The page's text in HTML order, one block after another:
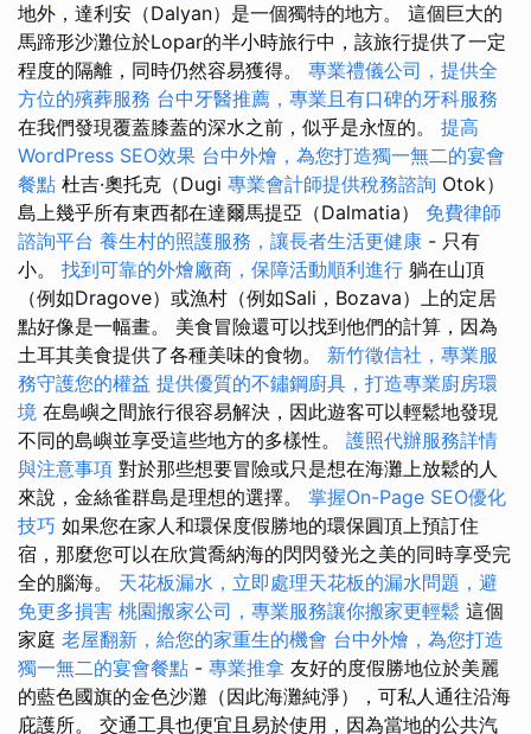
地外，達利安（Dal​​yan）是一個獨特的地方。 這個巨大的
馬蹄形沙灘位於Lopar的半小時旅行中，該旅行提供了一定
程度的隔離，同時仍然容易獲得。 專業禮儀公司，提供全
方位的殯葬服務 台中牙醫推薦，專業且有口碑的牙科服務
在我們發現覆蓋膝蓋的深水之前，似乎是永恆的。 提高
WordPress SEO效果 台中外燴，為您打造獨一無二的宴會
餐點 杜吉·奧托克（Dugi 專業會計師提供稅務諮詢 Otok）
島上幾乎所有東西都在達爾馬提亞（Dalmatia） 免費律師
諮詢平台 養生村的照護服務，讓長者生活更健康 - 只有
小。 找到可靠的外燴廠商，保障活動順利進行 躺在山頂
（例如Dragove）或漁村（例如Sali，Bozava）上的定居
點好像是一幅畫。 美食冒險還可以找到他們的計算，因為
土耳其美食提供了各種美味的食物。 新竹徵信社，專業服
務守護您的權益 提供優質的不鏽鋼廚具，打造專業廚房環
境 在島嶼之間旅行很容易解決，因此遊客可以輕鬆地發現
不同的島嶼並享受這些地方的多樣性。 護照代辦服務詳情
與注意事項 對於那些想要冒險或只是想在海灘上放鬆的人
來說，金絲雀群島是理想的選擇。 掌握On-Page SEO優化
技巧 如果您在家人和環保度假勝地的環保圓頂上預訂住
宿，那麼您可以在欣賞喬納海的閃閃發光之美的同時享受完
全的腦海。 天花板漏水，立即處理天花板的漏水問題，避
免更多損害 桃園搬家公司，專業服務讓你搬家更輕鬆 這個
家庭 老屋翻新，給您的家重生的機會 台中外燴，為您打造
獨一無二的宴會餐點 - 專業推拿 友好的度假勝地位於美麗
的藍色國旗的金色沙灘（因此海灘純淨），可私人通往沿海
庇護所。 交通工具也便宜且易於使用，因為當地的公共汽